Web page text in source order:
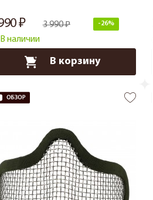
3 990 -26%
В наличии
В корзину